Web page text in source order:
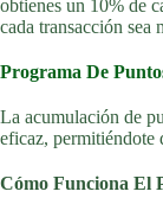
obtienes un 10% de
cada transacción sea
Programa De
La acumulación de
eficaz, permitiéndote
Cómo Funciona El